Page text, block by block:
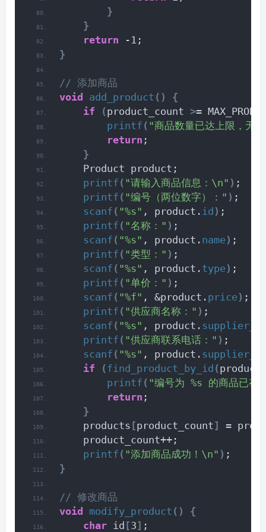
}
}
return -1;
}
// 添加商品
void
add_product ()
{
if
(product_count >=
printf ( "商品数量已达上限，无
return ;
}
    Product product;
printf ( "请输入商品信息：\n" ) ;
printf ( "编号（两位数字）：" ) ;
scanf ( "%s" , product. id ) ;
printf ( "名称：" ) ;
scanf ( "%s" , product. name) ;
printf ( "类型：" ) ;
scanf ( "%s" , product. type) ;
printf ( "单价：" ) ;
scanf ( "%f" , &product. price) ;
printf ( "供应商名称：" ) ;
scanf ( "%s" , product.
printf ( "供应商联系电话：" ) ;
scanf ( "%s" , product.
if
(find_product_by_id (
printf ( "编号为 %s 的商品已存
return ;
}
    products
[product_count]
=
    product_count++;
printf ( "添加商品成功！\n" ) ;
}
// 修改商品
void
modify_product ()
{
char id [3] ;